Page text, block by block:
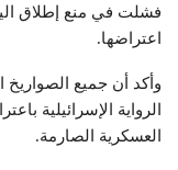
فشلت في منع إطلاق
اعتراضها.
وأكد أن جميع الصواريخ
الرواية الإسرائيلية
العسكرية الصارمة.